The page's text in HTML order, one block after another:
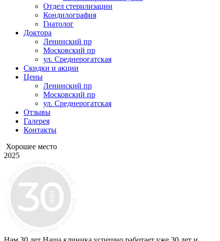
Отдел стерилизации
Кондилография
Гнатолог
Доктора
Ленинский пр
Московский пр
ул. Среднерогатская
Скидки и акции
Цены
Ленинский пр
Московский пр
ул. Среднерогатская
Отзывы
Галерея
Контакты
Хорошее место
2025